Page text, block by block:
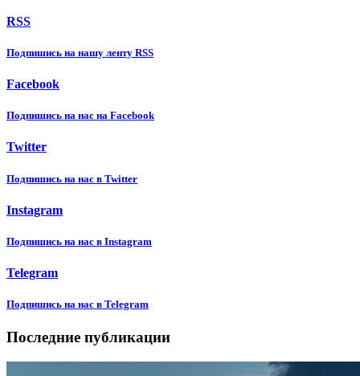
RSS
Подпишиcь на нашу ленту RSS
Facebook
Подпишиcь на нас на Facebook
Twitter
Подпишиcь на нас в Twitter
Instagram
Подпишиcь на нас в Instagram
Telegram
Подпишиcь на нас в Telegram
Последние публикации